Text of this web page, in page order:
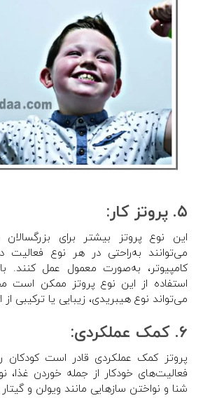
۵. پروتز کار:
این نوع پروتز بیشتر برای
می‌توانند به‌راحتی در هر نوع فعالیت
کامپیوتر، به‌صورت معمول عمل کنند.
استفاده از این نوع پروتز ممکن است
می‌تواند نوع هیبریدی، زیبایی یا ترکیبی
۶. کمک عملکردی:
پروتز کمک عملکردی قادر است کودکان
فعالیت‌های خودکار از جمله خوردن غذا،
شنا و نواختن سازهایی مانند ویولن و گیتار